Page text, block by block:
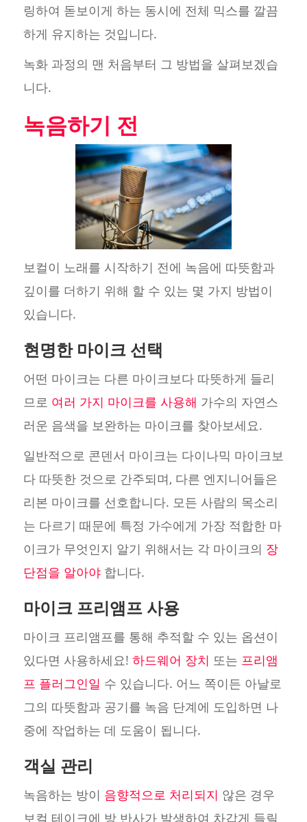
링하여 돋보이게 하는 동시에 전체 믹스를 깔끔
하게 유지하는 것입니다.
녹화 과정의 맨 처음부터 그 방법을 살펴보겠습
니다.
녹음하기 전
보컬이 노래를 시작하기 전에 녹음에 따뜻함과
깊이를 더하기 위해 할 수 있는 몇 가지 방법이
있습니다.
현명한 마이크 선택
어떤 마이크는 다른 마이크보다 따뜻하게 들리
므로 여러 가지 마이크를 사용해 가수의 자연스
러운 음색을 보완하는 마이크를 찾아보세요.
일반적으로 콘덴서 마이크는 다이나믹 마이크보
다 따뜻한 것으로 간주되며, 다른 엔지니어들은
리본 마이크를 선호합니다. 모든 사람의 목소리
는 다르기 때문에 특정 가수에게 가장 적합한 마
이크가 무엇인지 알기 위해서는 각 마이크의 장
단점을 알아야합니다.
마이크 프리앰프 사용
마이크 프리앰프를 통해 추적할 수 있는 옵션이
있다면 사용하세요! 하드웨어 장치 또는 프리앰
프 플러그인일 수 있습니다. 어느 쪽이든 아날로
그의 따뜻함과 공기를 녹음 단계에 도입하면 나
중에 작업하는 데 도움이 됩니다.
객실 관리
녹음하는 방이 음향적으로 처리되지 않은 경우
보컬 테이크에 방 반사가 발생하여 차갑게 들릴